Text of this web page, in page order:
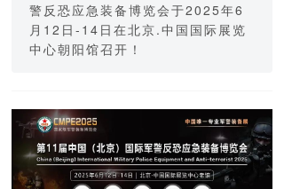
警反恐应急装备博览会于2025年6
月12日-14日在北京.中国国际展览
中心朝阳馆召开！